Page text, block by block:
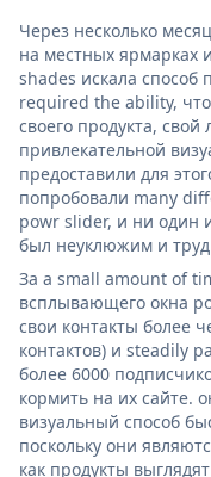
Через несколько
на местных ярмарках
shades искала способ
required the ability,
своего продукта,
привлекательной
предоставили для
попробовали many
powr slider, и ни один
был неуклюжим и
За a small amount of
всплывающего окна
свои контакты более
контактов) и steadily
более 6000
кормить на их сайте.
визуальный способ
поскольку они
как продукты